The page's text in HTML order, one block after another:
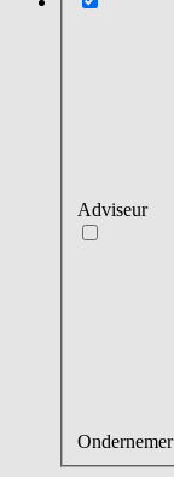
Adviseur
Ondernemer